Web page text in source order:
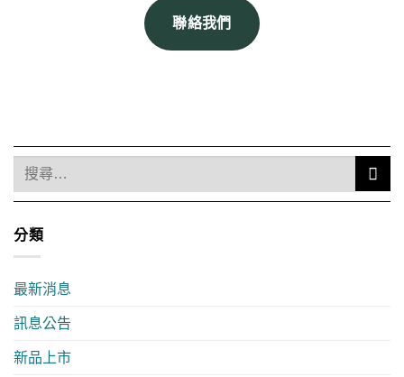
聯絡我們
分類
最新消息
訊息公告
新品上市